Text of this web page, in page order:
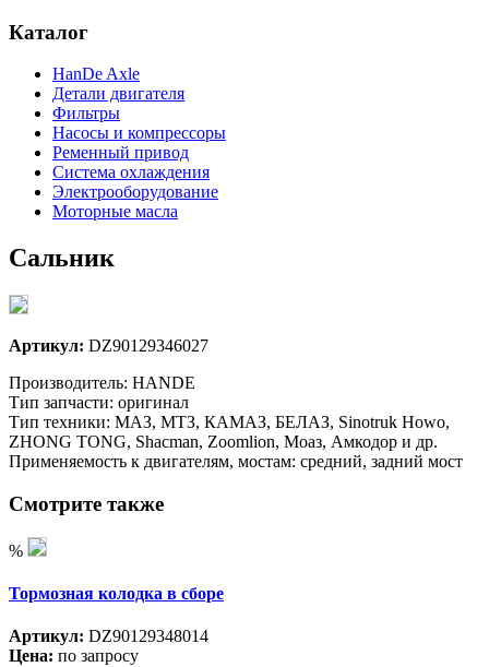
Каталог
HanDe Axle
Детали двигателя
Фильтры
Насосы и компрессоры
Ременный привод
Система охлаждения
Электрооборудование
Моторные масла
Сальник
Артикул: DZ90129346027
Производитель: HANDE
Тип запчасти: оригинал
Тип техники: МАЗ, МТЗ, КАМАЗ, БЕЛАЗ, Sinotruk Howo,
ZHONG TONG, Shacman, Zoomlion, Моаз, Амкодор и др.
Применяемость к двигателям, мостам: средний, задний мост
Смотрите также
%
Тормозная колодка в сборе
Артикул: DZ90129348014
Цена: по запросу